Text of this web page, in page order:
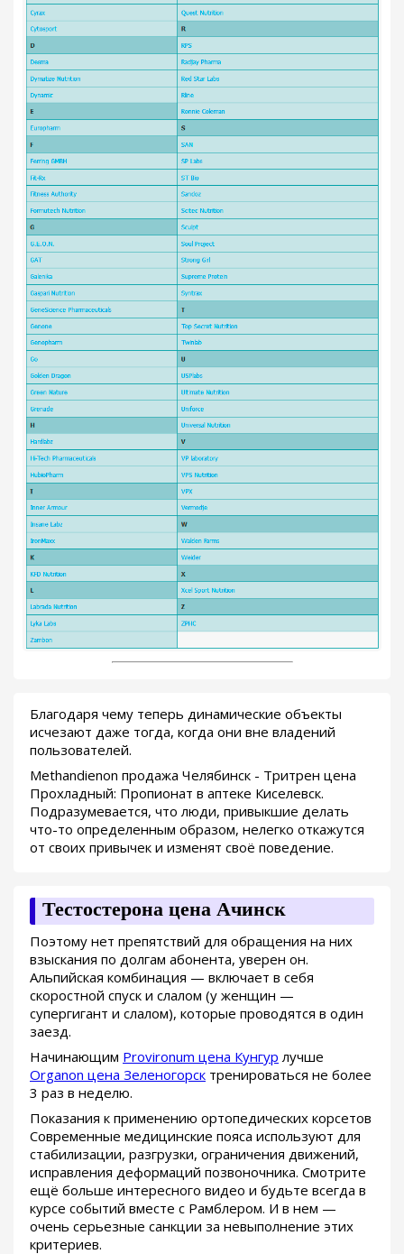
Благодаря чему теперь динамические объекты
исчезают даже тогда, когда они вне владений
пользователей.
Methandienon продажа Челябинск - Тритрен цена
Прохладный: Пропионат в аптеке Киселевск.
Подразумевается, что люди, привыкшие делать
что-то определенным образом, нелегко откажутся
от своих привычек и изменят своё поведение.
Тестостерона цена Ачинск
Поэтому нет препятствий для обращения на них
взыскания по долгам абонента, уверен он.
Альпийская комбинация — включает в себя
скоростной спуск и слалом (у женщин —
супергигант и слалом), которые проводятся в один
заезд.
Начинающим Provironum цена Кунгур лучше
Organon цена Зеленогорск тренироваться не более
3 раз в неделю.
Показания к применению ортопедических корсетов
Современные медицинские пояса используют для
стабилизации, разгрузки, ограничения движений,
исправления деформаций позвоночника. Смотрите
ещё больше интересного видео и будьте всегда в
курсе событий вместе с Рамблером. И в нем —
очень серьезные санкции за невыполнение этих
критериев.